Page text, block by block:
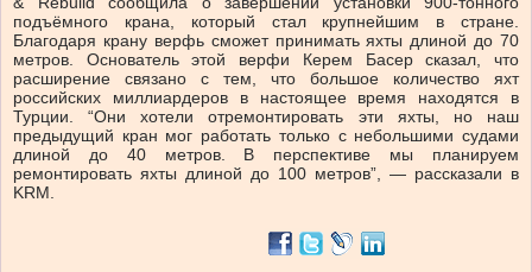
подъёмного крана, который стал крупнейшим в стране.
Благодаря крану верфь сможет принимать яхты длиной до 70
метров. Основатель этой верфи Керем Басер сказал, что
расширение связано с тем, что большое количество яхт
российских миллиардеров в настоящее время находятся в
Турции. “Они хотели отремонтировать эти яхты, но наш
предыдущий кран мог работать только с небольшими судами
длиной до 40 метров. В перспективе мы планируем
ремонтировать яхты длиной до 100 метров”, — рассказали в
KRM.